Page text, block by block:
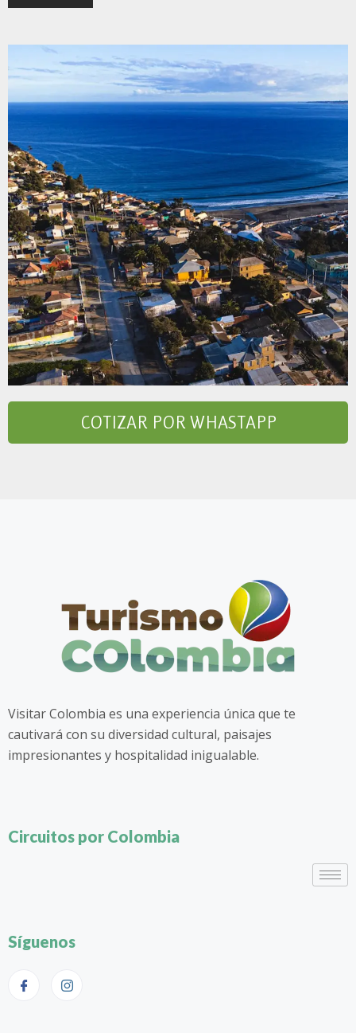
COTIZAR POR WHASTAPP
Visitar Colombia es una experiencia única que te
cautivará con su diversidad cultural, paisajes
impresionantes y hospitalidad inigualable.
Circuitos por Colombia
Síguenos